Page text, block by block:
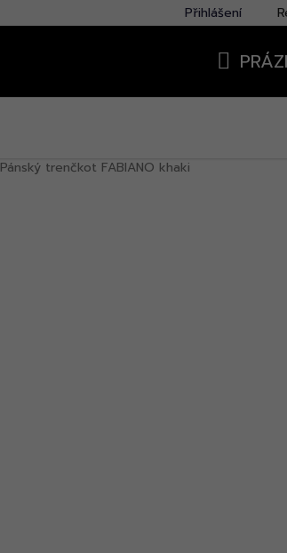
Přihlášení
Pánský trenčkot FABIANO khaki